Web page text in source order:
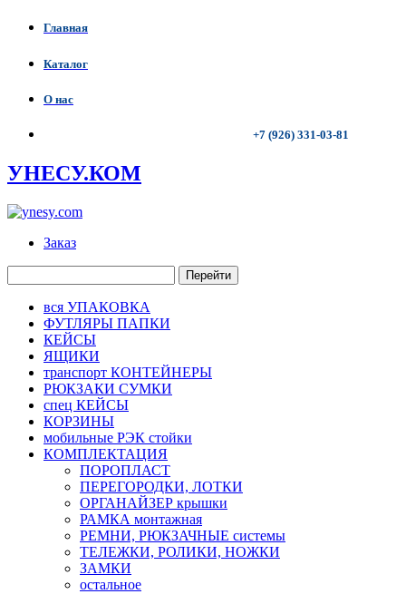
Главная
Каталог
О нас
+7 (926) 331-03-81
УНЕСУ.КОМ
Заказ
Перейти
вся УПАКОВКА
ФУТЛЯРЫ ПАПКИ
КЕЙСЫ
ЯЩИКИ
транспорт КОНТЕЙНЕРЫ
РЮКЗАКИ СУМКИ
спец КЕЙСЫ
КОРЗИНЫ
мобильные РЭК стойки
КОМПЛЕКТАЦИЯ
ПОРОПЛАСТ
ПЕРЕГОРОДКИ, ЛОТКИ
ОРГАНАЙЗЕР крышки
РАМКА монтажная
РЕМНИ, РЮКЗАЧНЫЕ системы
ТЕЛЕЖКИ, РОЛИКИ, НОЖКИ
ЗАМКИ
остальное